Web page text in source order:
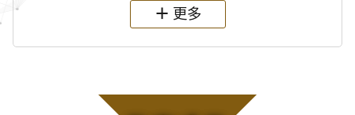
更多